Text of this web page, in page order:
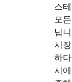
스
모
닙
시
하
시